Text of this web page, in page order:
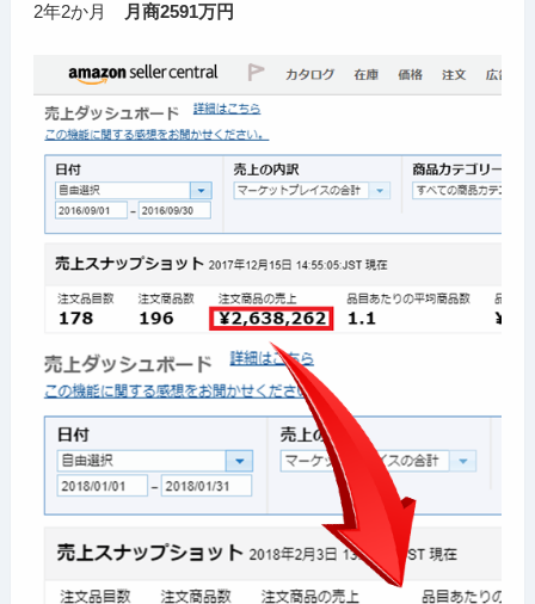
2年2か月
月商2591万円